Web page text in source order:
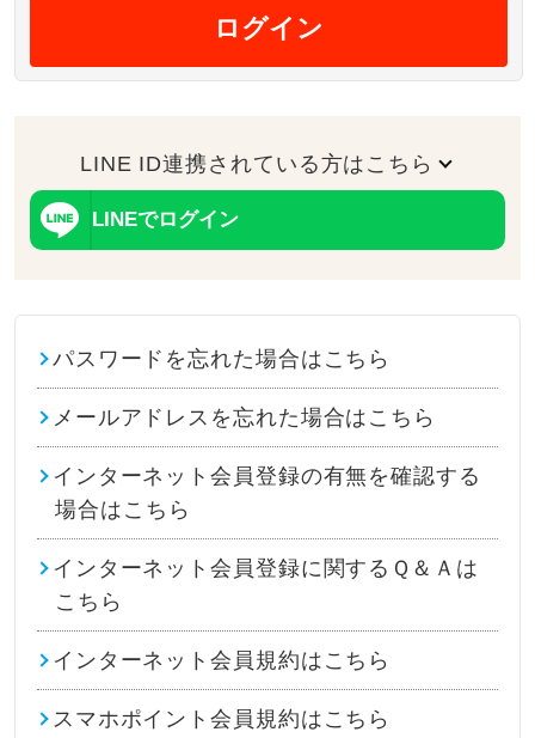
ログイン
LINE ID連携されている方はこちら
LINEでログイン
パスワードを忘れた場合はこちら
メールアドレスを忘れた場合はこちら
インターネット会員登録の有無を確認する
場合はこちら
インターネット会員登録に関するＱ＆Ａは
こちら
インターネット会員規約はこちら
スマホポイント会員規約はこちら